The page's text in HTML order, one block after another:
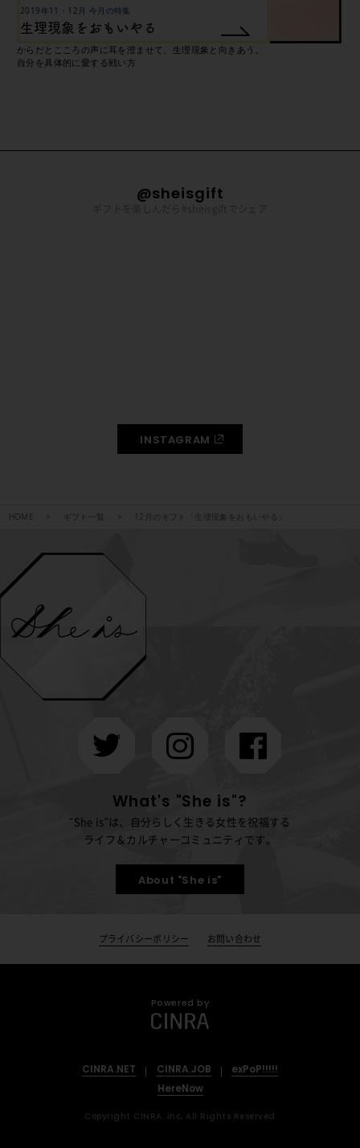
2019年11・12月 今月の特集
生理現象をおもいやる
からだとこころの声に耳を澄ませて、生理現象と向きあう。
自分を具体的に愛する戦い方
@sheisgift
INSTAGRAM
HOME ギフト一覧 12月のギフト「生理現象をおもいやる」
What's "She is"?
"She is"は、自分らしく生きる女性を祝福する
ライフ＆カルチャーコミュニティです。
About "She is"
プライバシーポリシー お問い合わせ
Powered by
CINRA.NET CINRA.JOB
exPoP!!!!!
HereNow
Copyright CINRA. inc, All Rights Reserved